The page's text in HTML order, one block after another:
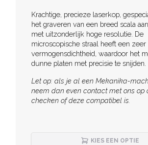
Description
Krachtige, precieze laserkop,
het graveren van een breed scala
met uitzonderlijk hoge resolutie. De
microscopische straal heeft een zeer
vermogensdichtheid, waardoor het
dunne platen met precisie te snijden.
Let op: als je al een Mekanika-
neem dan even contact met ons op
checken of deze compatibel is.
KIES EEN OPTIE